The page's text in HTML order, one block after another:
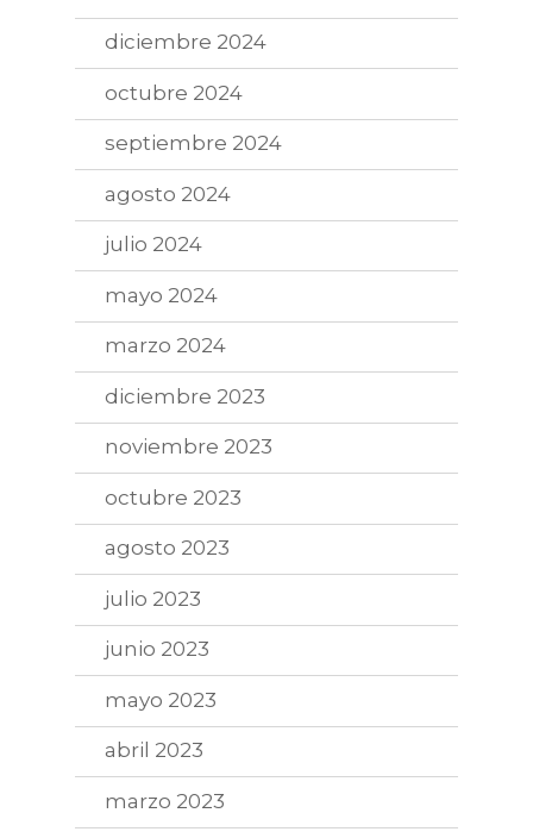
diciembre 2024
octubre 2024
septiembre 2024
agosto 2024
julio 2024
mayo 2024
marzo 2024
diciembre 2023
noviembre 2023
octubre 2023
agosto 2023
julio 2023
junio 2023
mayo 2023
abril 2023
marzo 2023